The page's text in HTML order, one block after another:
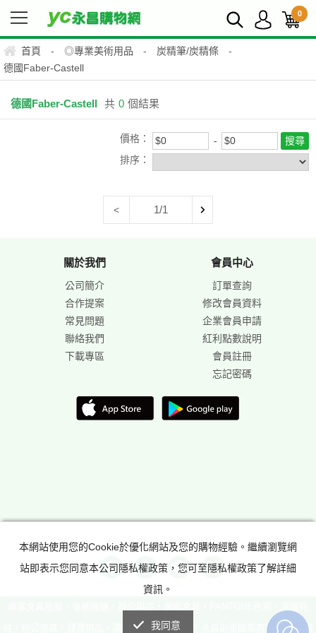
0
首頁 - ◎專業美術用品 - 炭精筆/炭精條
-
德國Faber-Castell
德國Faber-Castell 共 0 個結果
價格：
排序：
< 1/1
關於我們
公司簡介
合作提案
常見問題
聯絡我們
下載專區
會員中心
訂單查詢
修改會員資料
企業會員申請
紅利點數說明
會員註冊
忘記密碼
材，辦公傢具，體育用品，滿足所有辦公室需求! 永昌創新國際有限公司 版權
本網站使用您的Cookie於優化網站及您的購物經驗。繼續瀏覽網
站即表示您同意本公司隱私權政策，您可至隱私權政策了解詳細
資訊。
我同意